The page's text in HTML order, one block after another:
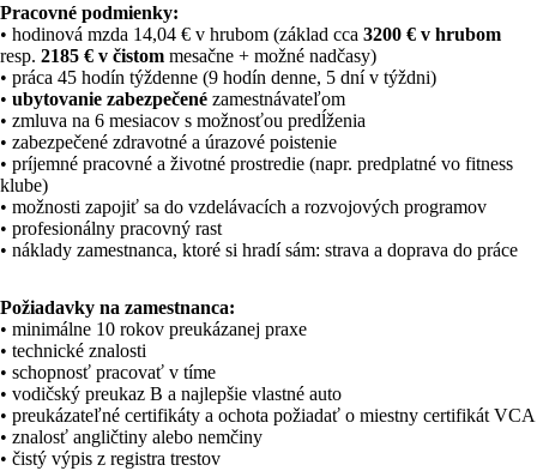
Pracovné podmienky:
• hodinová mzda 14,04 € v hrubom (základ cca 3200 € v hrubom
resp. 2185 € v čistom mesačne + možné nadčasy)
• práca 45 hodín týždenne (9 hodín denne, 5 dní v týždni)
• ubytovanie zabezpečené zamestnávateľom
• zmluva na 6 mesiacov s možnosťou predĺženia
• zabezpečené zdravotné a úrazové poistenie
• príjemné pracovné a životné prostredie (napr. predplatné vo fitness
klube)
• možnosti zapojiť sa do vzdelávacích a rozvojových programov
• profesionálny pracovný rast
• náklady zamestnanca, ktoré si hradí sám: strava a doprava do práce
Požiadavky na zamestnanca:
• minimálne 10 rokov preukázanej praxe
• technické znalosti
• schopnosť pracovať v tíme
• vodičský preukaz B a najlepšie vlastné auto
• preukázateľné certifikáty a ochota požiadať o miestny certifikát VCA
• znalosť angličtiny alebo nemčiny
• čistý výpis z registra trestov